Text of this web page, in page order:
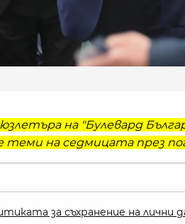
на "Булевард
на седмицата през
за съхранение на лични